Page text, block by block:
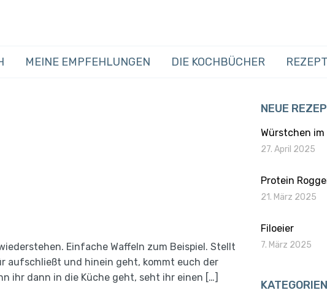
MEINE EMPFEHLUNGEN DIE KOCHBÜCHER
Einfache Waffeln zum Beispiel. Stellt
aufschließt und hinein geht, kommt euch der
ihr dann in die Küche geht, seht ihr einen […]
NEUE
Würstchen
27. April 2025
Protein
21. März 2025
Filoeier
7. März 2025
KATEGORIEN